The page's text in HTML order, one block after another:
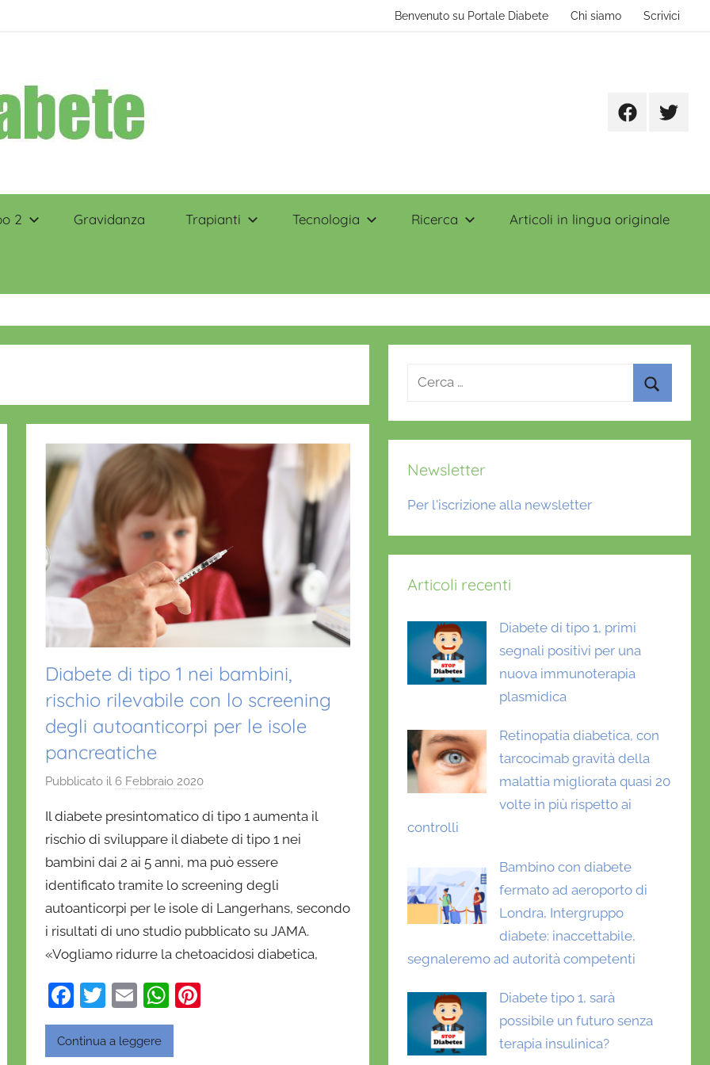
Benvenuto su Portale Diabete Chi siamo Scrivici
FacebookTwitter
2 Gravidanza Trapianti Tecnologia Ricerca Articoli in lingua originale
Diabete di tipo 1 nei bambini,
rischio rilevabile con lo screening
degli autoanticorpi per le isole
pancreatiche
Pubblicato il6 Febbraio 2020
D
a
n
i
e
l
Il diabete presintomatico di tipo 1 aumenta il
rischio di sviluppare il diabete di tipo 1 nei
bambini dai 2 ai 5 anni, ma può essere
identificato tramite lo screening degli
autoanticorpi per le isole di Langerhans, secondo
i risultati di uno studio pubblicato su JAMA.
«Vogliamo ridurre la chetoacidosi diabetica,
F
a
c
T
w
itt
E
m
ai
W
h
Continua a leggere
Ricerca
Newsletter
Per l'iscrizione alla newsletter
Articoli recenti
Diabete di tipo 1, primi
segnali positivi per una
nuova immunoterapia
plasmidica
Retinopatia diabetica, con
tarcocimab gravità della
malattia migliorata quasi 20
volte in più rispetto ai
controlli
Bambino con diabete
fermato ad aeroporto di
Londra, Intergruppo
diabete: inaccettabile,
segnaleremo ad autorità competenti
Diabete tipo 1, sarà
possibile un futuro senza
terapia insulinica?